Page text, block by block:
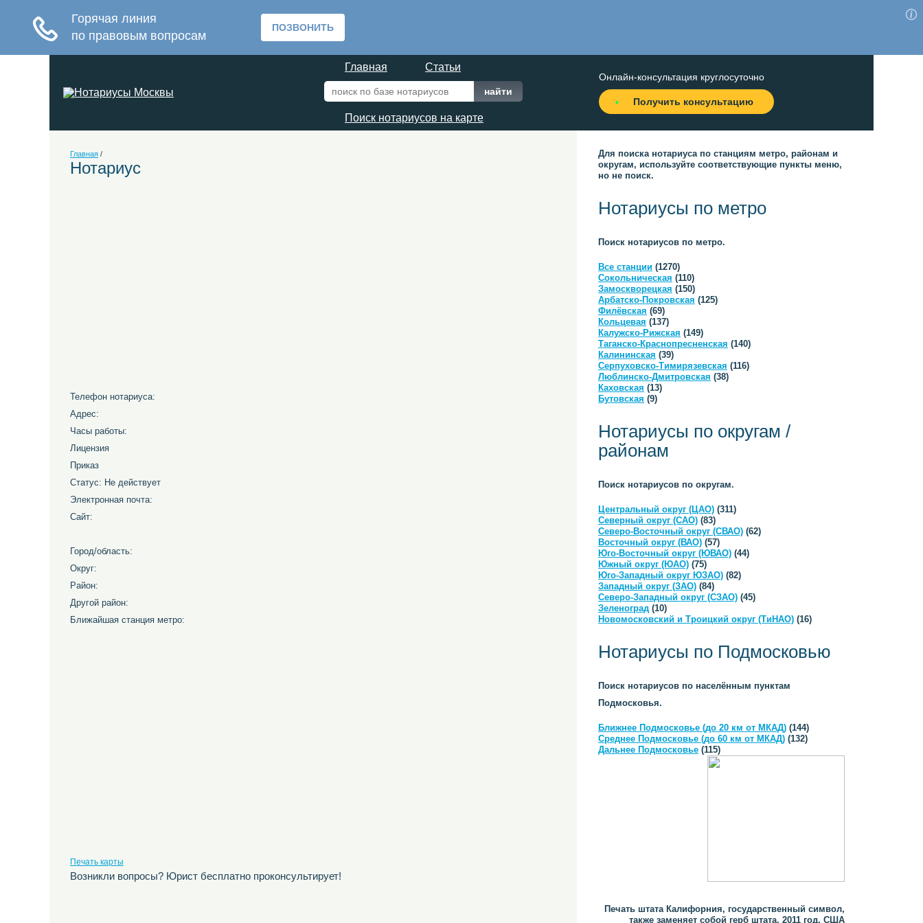
Главная Статьи
Поиск нотариусов на карте
Онлайн-консультация круглосуточно
Получить консультацию
Главная /
Нотариус
Телефон нотариуса:
Адрес:
Часы работы:
Лицензия
Приказ
Статус: Не действует
Электронная почта:
Сайт:
Город/область:
Округ:
Район:
Другой район:
Ближайшая станция метро:
Печать карты
Возникли вопросы? Юрист бесплатно проконсультирует!
Для поиска нотариуса по станциям метро, районам и
округам, используйте соответствующие пункты меню,
но не поиск.
Нотариусы по метро
Поиск нотариусов по метро.
Все станции (1270)
Сокольническая (110)
Замоскворецкая (150)
Арбатско-Покровская (125)
Филёвская (69)
Кольцевая (137)
Калужско-Рижская (149)
Таганско-Краснопресненская (140)
Калининская (39)
Серпуховско-Тимирязевская (116)
Люблинско-Дмитровская (38)
Каховская (13)
Бутовская (9)
Нотариусы по округам /
районам
Поиск нотариусов по округам.
Центральный округ (ЦАО) (311)
Северный округ (САО) (83)
Северо-Восточный округ (СВАО) (62)
Восточный округ (ВАО) (57)
Юго-Восточный округ (ЮВАО) (44)
Южный округ (ЮАО) (75)
Юго-Западный округ ЮЗАО) (82)
Западный округ (ЗАО) (84)
Северо-Западный округ (СЗАО) (45)
Зеленоград (10)
Новомосковский и Троицкий округ (ТиНАО) (16)
Нотариусы по Подмосковью
Поиск нотариусов по населённым пунктам
Подмосковья.
Ближнее Подмосковье (до 20 км от МКАД) (144)
Среднее Подмосковье (до 60 км от МКАД) (132)
Дальнее Подмосковье (115)
Печать штата Калифорния, государственный символ,
также заменяет собой герб штата, 2011 год, США